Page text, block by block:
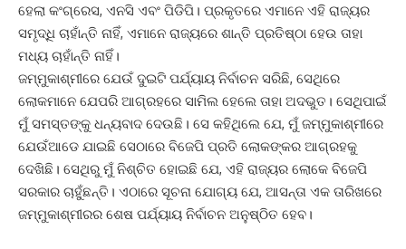
ହେଲା କଂଗ୍ରେସ, ଏନସି ଏବଂ ପିଡିପି। ପ୍ରକୃତରେ ଏମାନେ ଏହି ରାଜ୍ୟର
ସମୃଦ୍ଧି ଚାହାଁନ୍ତି ନାହିଁ, ଏମାନେ ରାଜ୍ୟରେ ଶାନ୍ତି ପ୍ରତିଷ୍ଠା ହେଉ ତାହା
ମଧ୍ୟ ଚାହାଁନ୍ତି ନାହିଁ।
ଜମ୍ମୁକାଶ୍ମୀରେ ଯେଉଁ ଦୁଇଟି ପର୍ଯ୍ୟାୟ ନିର୍ବାଚନ ସରିଛି, ସେଥିରେ
ଲୋକମାନେ ଯେପରି ଆଗ୍ରହରେ ସାମିଲ ହେଲେ ତାହା ଅଦଭୁତ। ସେଥିପାଇଁ
ମୁଁ ସମସ୍ତଙ୍କୁ ଧନ୍ୟବାଦ ଦେଉଛି। ସେ କହିଥିଲେ ଯେ, ମୁଁ ଜମ୍ମୁକାଶ୍ମୀରେ
ଯେଉଁଆଡେ ଯାଇଛି ସେଠାରେ ବିଜେପି ପ୍ରତି ଲୋକଙ୍କର ଆଗ୍ରହକୁ
ଦେଖିଛି। ସେଥିରୁ ମୁଁ ନିଶ୍ଚିତ ହୋଇଛି ଯେ, ଏହି ରାଜ୍ୟର ଲୋକେ ବିଜେପି
ସରକାର ଚାହୁଁଛନ୍ତି। ଏଠାରେ ସୂଚନା ଯୋଗ୍ୟ ଯେ, ଆସନ୍ତା ଏକ ତାରିଖରେ
ଜମ୍ମୁକାଶ୍ମୀରର ଶେଷ ପର୍ଯ୍ୟାୟ ନିର୍ବାଚନ ଅନୁଷ୍ଠିତ ହେବ।